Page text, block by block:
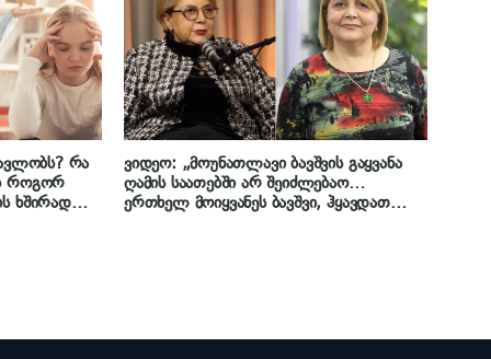
რა
როგორ
ხშირად
ვიდეო: „მოუნათლავი ბავშვის გაყვანა
ღამის საათებში არ შეიძლებაო…
ერთხელ მოიყვანეს ბავშვი, ჰყავდათ